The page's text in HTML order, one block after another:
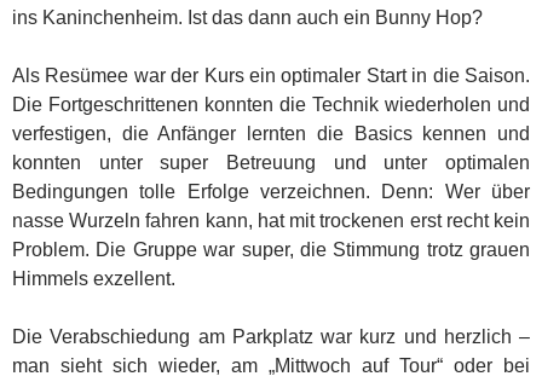
ins Kaninchenheim. Ist das dann auch ein Bunny Hop?
Als Resümee war der Kurs ein optimaler Start in die Saison.
Die Fortgeschrittenen konnten die Technik wiederholen und
verfestigen, die Anfänger lernten die Basics kennen und
konnten unter super Betreuung und unter optimalen
Bedingungen tolle Erfolge verzeichnen. Denn: Wer über
nasse Wurzeln fahren kann, hat mit trockenen erst recht kein
Problem. Die Gruppe war super, die Stimmung trotz grauen
Himmels exzellent.
Die Verabschiedung am Parkplatz war kurz und herzlich –
man sieht sich wieder, am „Mittwoch auf Tour“ oder bei